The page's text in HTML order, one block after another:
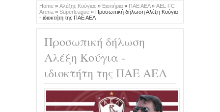
Home » Αλέξης Κούγιας » Εισιτήρια » ΠΑΕ ΑΕΛ» AEL FC
Arena » Superleague » Προσωπική δήλωση Αλέξη Κούγια
- ιδιοκτήτη της ΠΑΕ ΑΕΛ
Προσωπική δήλωση
Αλέξη Κούγια -
ιδιοκτήτη της ΠΑΕ ΑΕΛ